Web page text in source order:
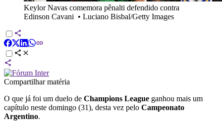
Keylor Navas comemora pênalti defendido contra
Edinson Cavani • Luciano Bisbal/Getty Images
Compartilhar matéria
O que já foi um duelo de Champions League ganhou mais um
capítulo neste domingo (31), desta vez pelo Campeonato
Argentino.